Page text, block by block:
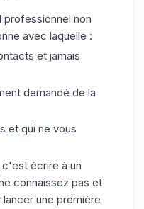
professionnel non
avec laquelle :
et jamais
demandé de la
et qui ne vous
c'est écrire à un
connaissez pas et
une première